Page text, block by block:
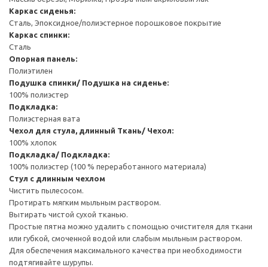
Каркас сиденья:
Сталь, Эпоксидное/полиэстерное порошковое покрытие
Каркас спинки:
Сталь
Опорная панель:
Полиэтилен
Подушка спинки/ Подушка на сиденье:
100% полиэстер
Подкладка:
Полиэстерная вата
Чехол для стула, длинный Ткань/ Чехол:
100% хлопок
Подкладка/ Подкладка:
100% полиэстер (100 % переработанного материала)
Стул с длинным чехлом
Чистить пылесосом.
Протирать мягким мыльным раствором.
Вытирать чистой сухой тканью.
Простые пятна можно удалить с помощью очистителя для ткани
или губкой, смоченной водой или слабым мыльным раствором.
Для обеспечения максимального качества при необходимости
подтягивайте шурупы.